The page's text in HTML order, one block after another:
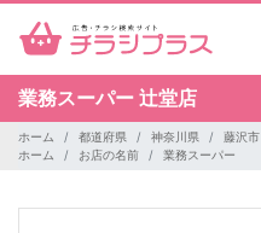
業務スーパー 辻堂店
ホーム 都道府県 神奈川県
藤沢市
ホーム
お店の名前 業務スーパー